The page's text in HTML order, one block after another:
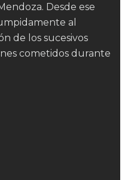
Desde ese
al
de los sucesivos
cometidos durante